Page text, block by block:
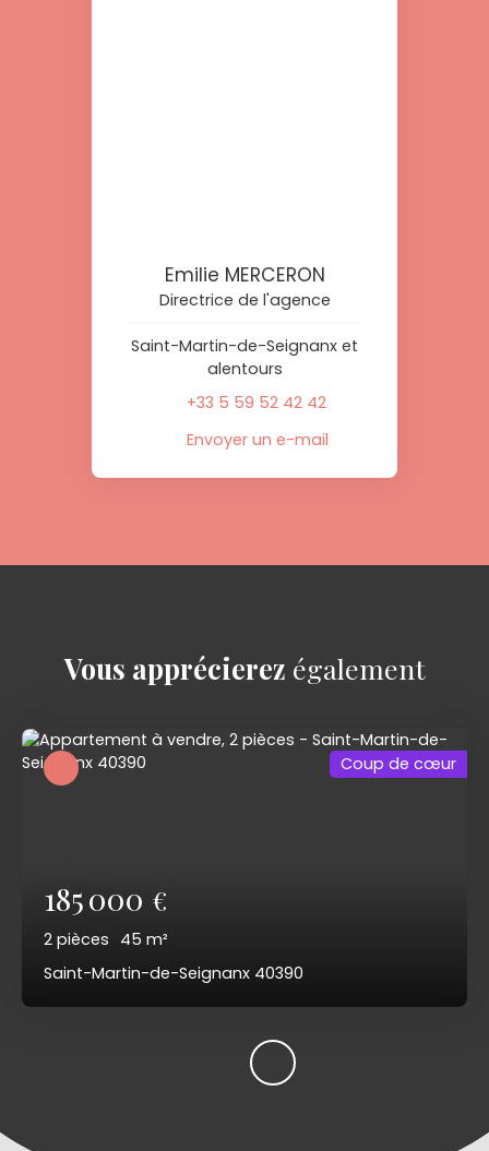
Emilie MERCERON
Directrice de l'agence
Saint-Martin-de-Seignanx et
alentours
+33 5 59 52 42 42
Envoyer un e-mail
Vous apprécierez également
185 000 €
2 pièces 45 m²
Saint-Martin-de-Seignanx 40390
Coup de cœur